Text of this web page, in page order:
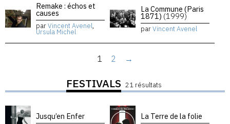
Remake : échos et
causes
parVincent Avenel,
Ursula Michel
La Commune (Paris
1871) (1999)
parVincent Avenel
1 2 →
FESTIVALS 21 résultats
Jusqu’en Enfer La Terre de la folie